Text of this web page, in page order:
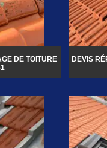
DE TOITURE
DEVIS